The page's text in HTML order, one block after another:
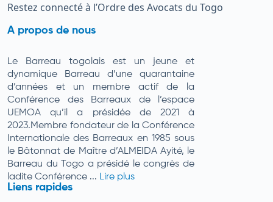
Restez connecté à l’Ordre des Avocats du Togo
A propos de nous
Le Barreau togolais est un jeune et
dynamique Barreau d’une quarantaine
d’années et un membre actif de la
Conférence des Barreaux de l’espace
UEMOA qu’il a présidée de 2021 à
2023.Membre fondateur de la Conférence
Internationale des Barreaux en 1985 sous
le Bâtonnat de Maître d’ALMEIDA Ayité, le
Barreau du Togo a présidé le congrès de
ladite Conférence ... Lire plus
Liens rapides